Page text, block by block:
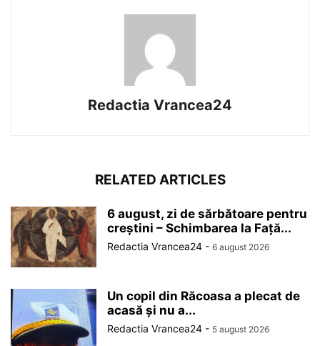
Redactia Vrancea24
RELATED ARTICLES
6 august, zi de sărbătoare pentru
creștini – Schimbarea la Față...
Redactia Vrancea24 - 6 august 2026
Un copil din Răcoasa a plecat de
acasă și nu a...
Redactia Vrancea24 - 5 august 2026